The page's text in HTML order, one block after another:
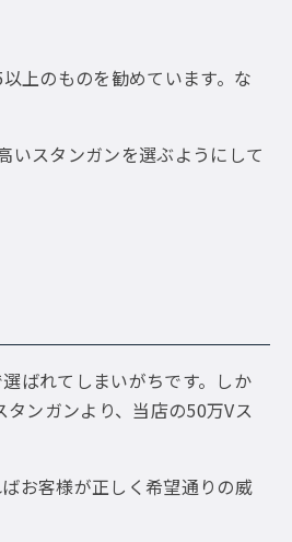
上のものを勧めています。な
いスタンガンを選ぶようにして
ばれてしまいがちです。しか
ンガンより、当店の50万Vス
お客様が正しく希望通りの威